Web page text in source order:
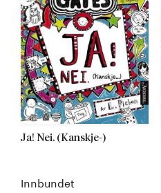
Ja! Nei. (Kanskje-)
Innbundet